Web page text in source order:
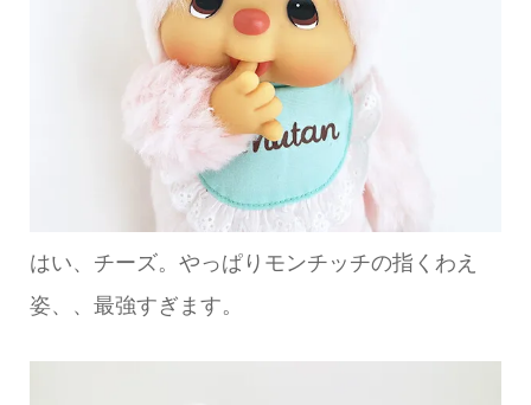
はい、チーズ。やっぱりモンチッチの指くわえ
姿、、最強すぎます。